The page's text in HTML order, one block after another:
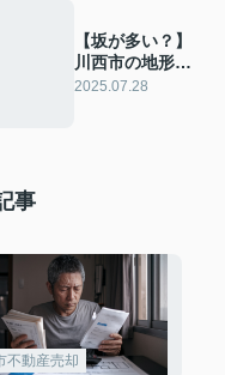
【坂が多い？】
川西市の地形・
交通アクセス・
2025.07.28
事
不動産売却